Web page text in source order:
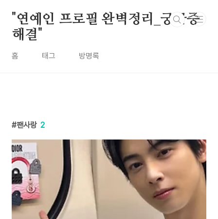
"연예인 프로필 완벽정리_궁금증
해결"
홈 태그 방명록
팬사랑 2